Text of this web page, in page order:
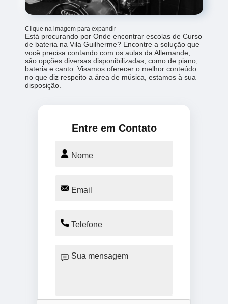
Clique na imagem para expandir
Está procurando por Onde encontrar escolas de Curso
de bateria na Vila Guilherme? Encontre a solução que
você precisa contando com os aulas da Allemande,
são opções diversas disponibilizadas, como de piano,
bateria e canto. Visamos oferecer o melhor conteúdo
no que diz respeito a área de música, estamos à sua
disposição.
Entre em Contato